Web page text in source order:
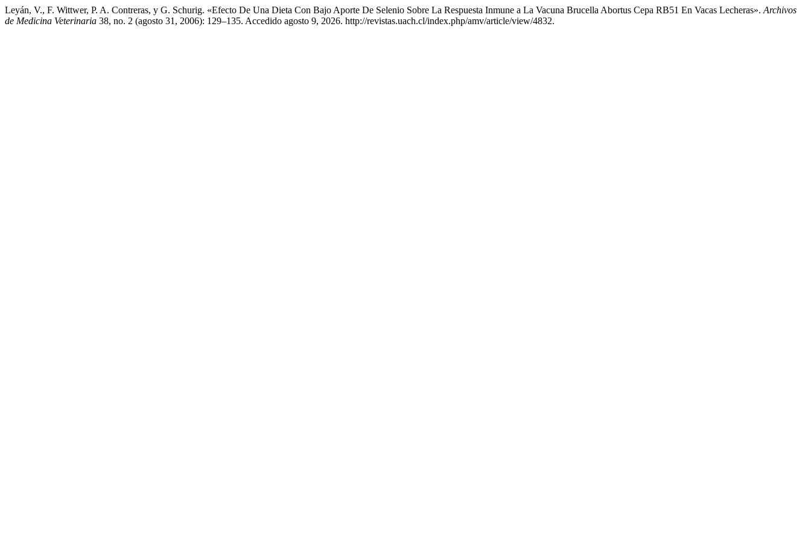
Leyán, V., F. Wittwer, P. A. Contreras, y G. Schurig. «Efecto De Una Dieta Con Bajo Aporte De Selenio Sobre La Respuesta Inmune a La Vacuna Brucella Abortus Cepa RB51 En Vacas Lecheras». Archivos
de Medicina Veterinaria 38, no. 2 (agosto 31, 2006): 129–135. Accedido agosto 9, 2026. http://revistas.uach.cl/index.php/amv/article/view/4832.